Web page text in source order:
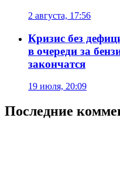
2 августа, 17:56
Кризис без
в очереди за
закончатся
19 июля, 20:09
Последние